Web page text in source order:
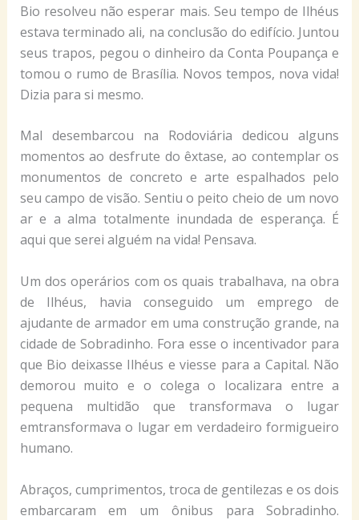
Bio resolveu não esperar mais. Seu tempo de Ilhéus
estava terminado ali, na conclusão do edifício. Juntou
seus trapos, pegou o dinheiro da Conta Poupança e
tomou o rumo de Brasília. Novos tempos, nova vida!
Dizia para si mesmo.
Mal desembarcou na Rodoviária dedicou alguns
momentos ao desfrute do êxtase, ao contemplar os
monumentos de concreto e arte espalhados pelo
seu campo de visão. Sentiu o peito cheio de um novo
ar e a alma totalmente inundada de esperança. É
aqui que serei alguém na vida! Pensava.
Um dos operários com os quais trabalhava, na obra
de Ilhéus, havia conseguido um emprego de
ajudante de armador em uma construção grande, na
cidade de Sobradinho. Fora esse o incentivador para
que Bio deixasse Ilhéus e viesse para a Capital. Não
demorou muito e o colega o Iocalizara entre a
pequena multidão que transformava o lugar
emtransformava o lugar em verdadeiro formigueiro
humano.
Abraços, cumprimentos, troca de gentilezas e os dois
embarcaram em um ônibus para Sobradinho.